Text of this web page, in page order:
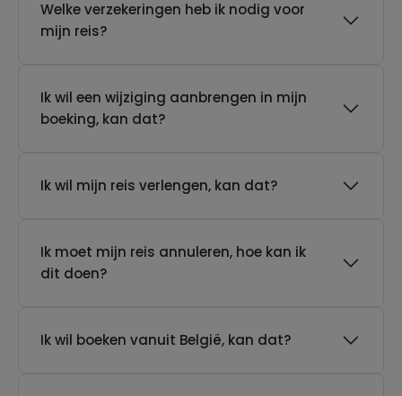
Welke verzekeringen heb ik nodig voor
mijn reis?
Ik wil een wijziging aanbrengen in mijn
boeking, kan dat?
Ik wil mijn reis verlengen, kan dat?
Ik moet mijn reis annuleren, hoe kan ik
dit doen?
Ik wil boeken vanuit België, kan dat?